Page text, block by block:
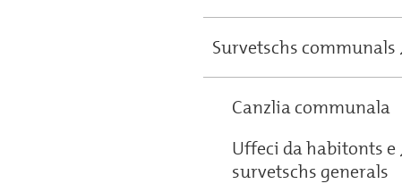
Survetschs communals
Canzlia communala
Uffeci da habitonts e
survetschs generals